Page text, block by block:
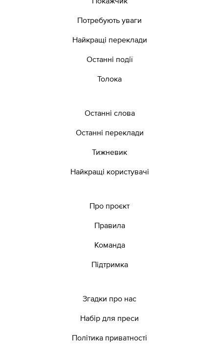
Потребують уваги
Найкращі переклади
Останні події
Толока
Останні слова
Останні переклади
Тижневик
Найкращі користувачі
Про проєкт
Правила
Команда
Підтримка
Згадки про нас
Набір для преси
Політика приватності